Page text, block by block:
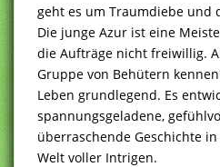
geht es um Traumdiebe und
Die junge Azur ist eine
die Aufträge nicht freiwillig.
Gruppe von Behütern
Leben grundlegend. Es
spannungsgeladene,
überraschende Geschichte
Welt voller Intrigen.